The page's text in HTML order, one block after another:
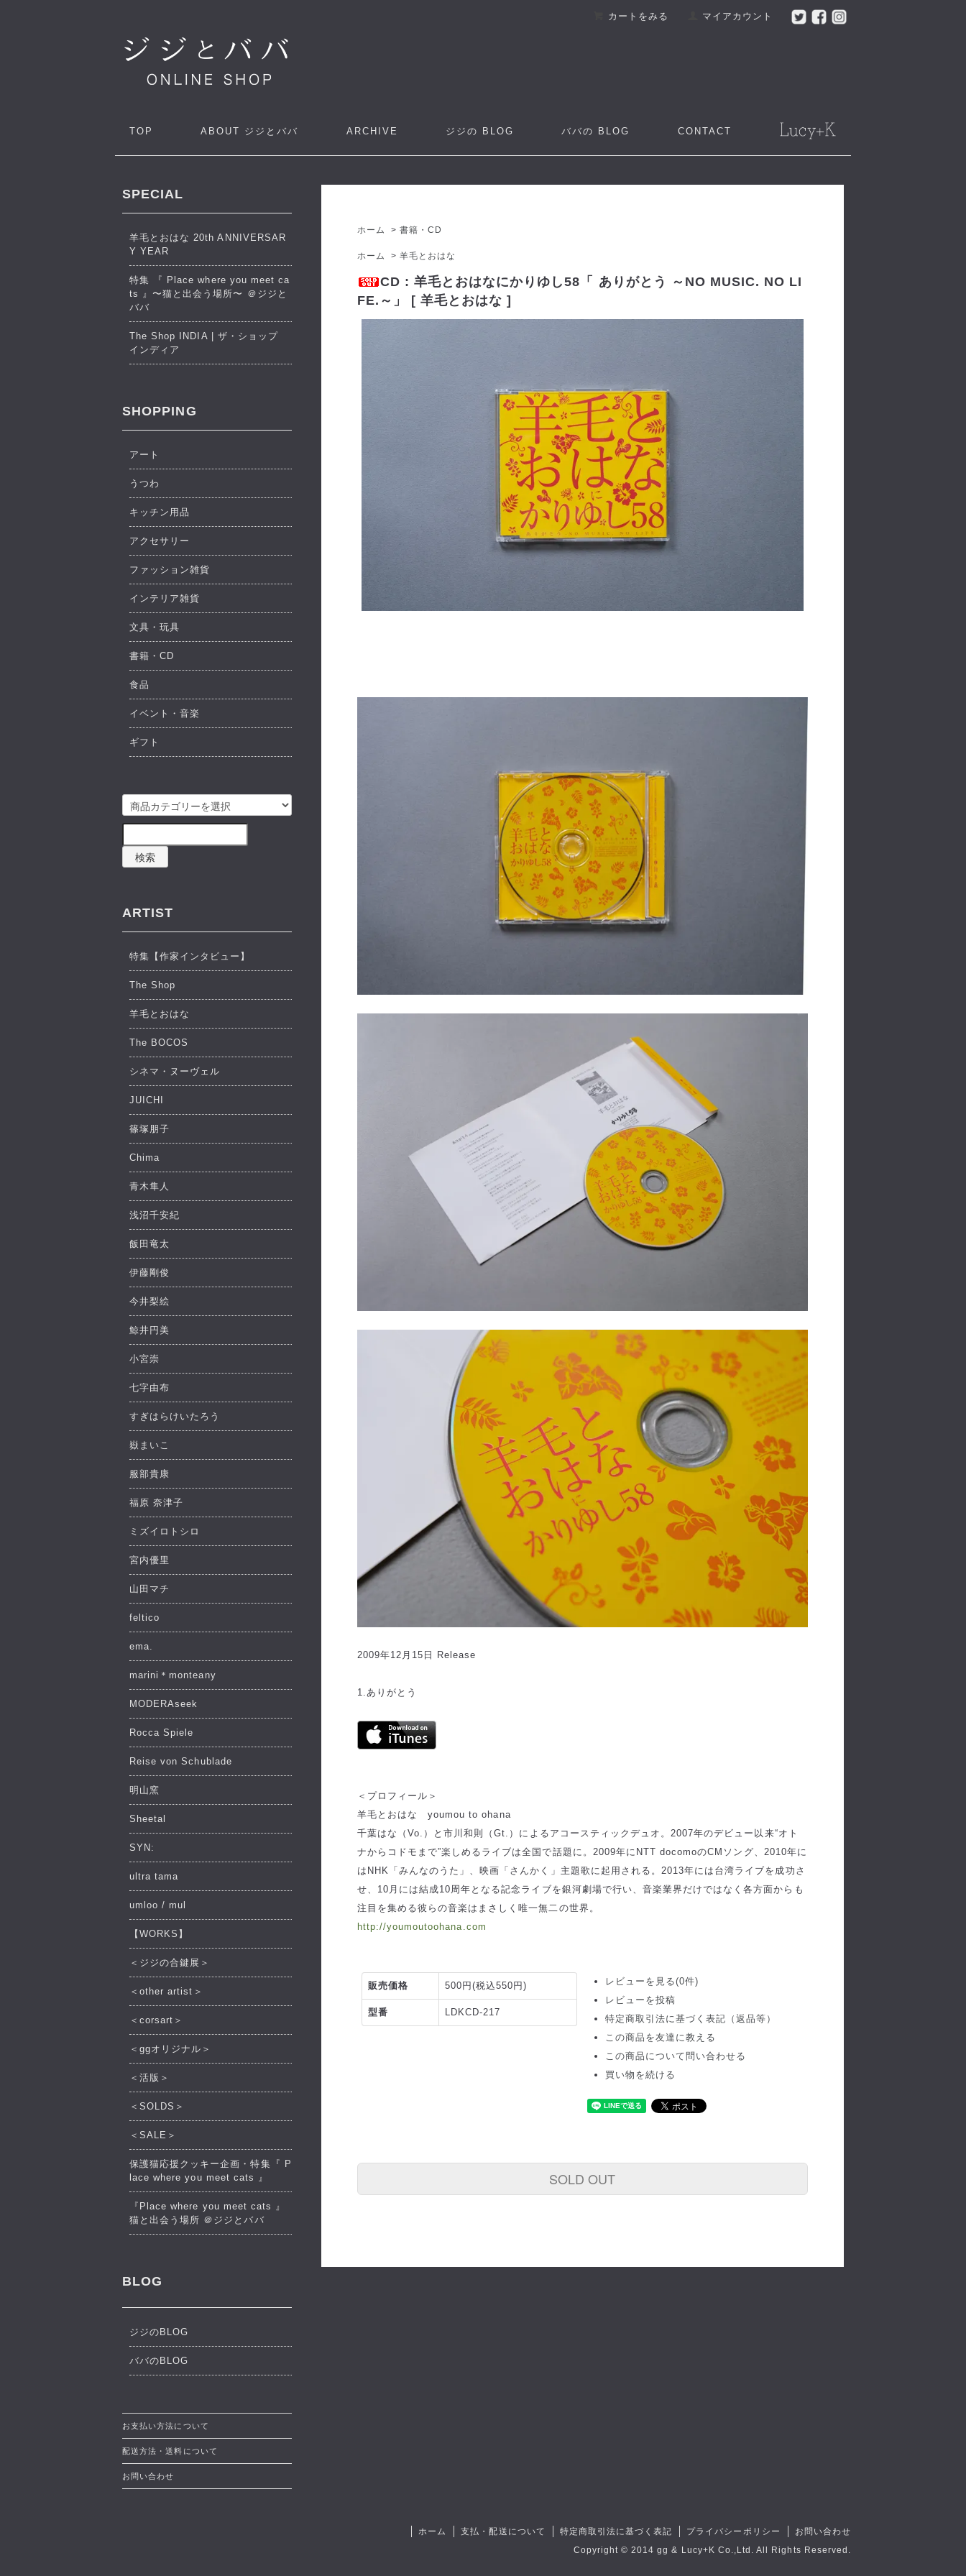
カートをみる マイアカウント
TOP ABOUT ジジとババ ARCHIVE ジジの BLOG ババの BLOG CONTACT
ホーム >書籍・CD
ホーム >羊毛とおはな
CD : 羊毛とおはなにかりゆし58「 ありがとう ～NO MUSIC. NO LI
FE.～」 [ 羊毛とおはな ]
2009年12月15日 Release
1.ありがとう
＜プロフィール＞
羊毛とおはな youmou to ohana
千葉はな（Vo.）と市川和則（Gt.）によるアコースティックデュオ。2007年のデビュー以来“オト
ナからコドモまで”楽しめるライブは全国で話題に。2009年にNTT docomoのCMソング、2010年に
はNHK「みんなのうた」、映画「さんかく」主題歌に起用される。2013年には台湾ライブを成功さ
せ、10月には結成10周年となる記念ライブを銀河劇場で行い、音楽業界だけではなく各方面からも
注目を集める彼らの音楽はまさしく唯一無二の世界。
http://youmoutoohana.com
販売価格 500円(税込550円)
型番 LDKCD-217
レビューを見る(0件)
レビューを投稿
特定商取引法に基づく表記（返品等）
この商品を友達に教える
この商品について問い合わせる
買い物を続ける
SOLD OUT
SPECIAL
羊毛とおはな 20th ANNIVERSAR
Y YEAR
特集 『 Place where you meet ca
ts 』〜猫と出会う場所〜 ＠ジジと
ババ
The Shop INDIA | ザ・ショップ
インディア
SHOPPING
アート
うつわ
キッチン用品
アクセサリー
ファッション雑貨
インテリア雑貨
文具・玩具
書籍・CD
食品
イベント・音楽
ギフト
検索
ARTIST
特集【作家インタビュー】
The Shop
羊毛とおはな
The BOCOS
シネマ・ヌーヴェル
JUICHI
篠塚朋子
Chima
青木隼人
浅沼千安紀
飯田竜太
伊藤剛俊
今井梨絵
鯨井円美
小宮崇
七字由布
すぎはらけいたろう
嶽まいこ
服部貴康
福原 奈津子
ミズイロトシロ
宮内優里
山田マチ
feltico
ema.
marini＊monteany
MODERAseek
Rocca Spiele
Reise von Schublade
明山窯
Sheetal
SYN:
ultra tama
umloo / mul
【WORKS】
＜ジジの合鍵展＞
＜other artist＞
＜corsart＞
＜ggオリジナル＞
＜活版＞
＜SOLDS＞
＜SALE＞
保護猫応援クッキー企画・特集『 P
lace where you meet cats 』
『Place where you meet cats 』
猫と出会う場所 ＠ジジとババ
BLOG
ジジのBLOG
ババのBLOG
お支払い方法について
配送方法・送料について
お問い合わせ
ホーム 支払・配送について 特定商取引法に基づく表記 プライバシーポリシー
お問い合わせ
Copyright © 2014 gg & Lucy+K Co.,Ltd. All Rights Reserved.